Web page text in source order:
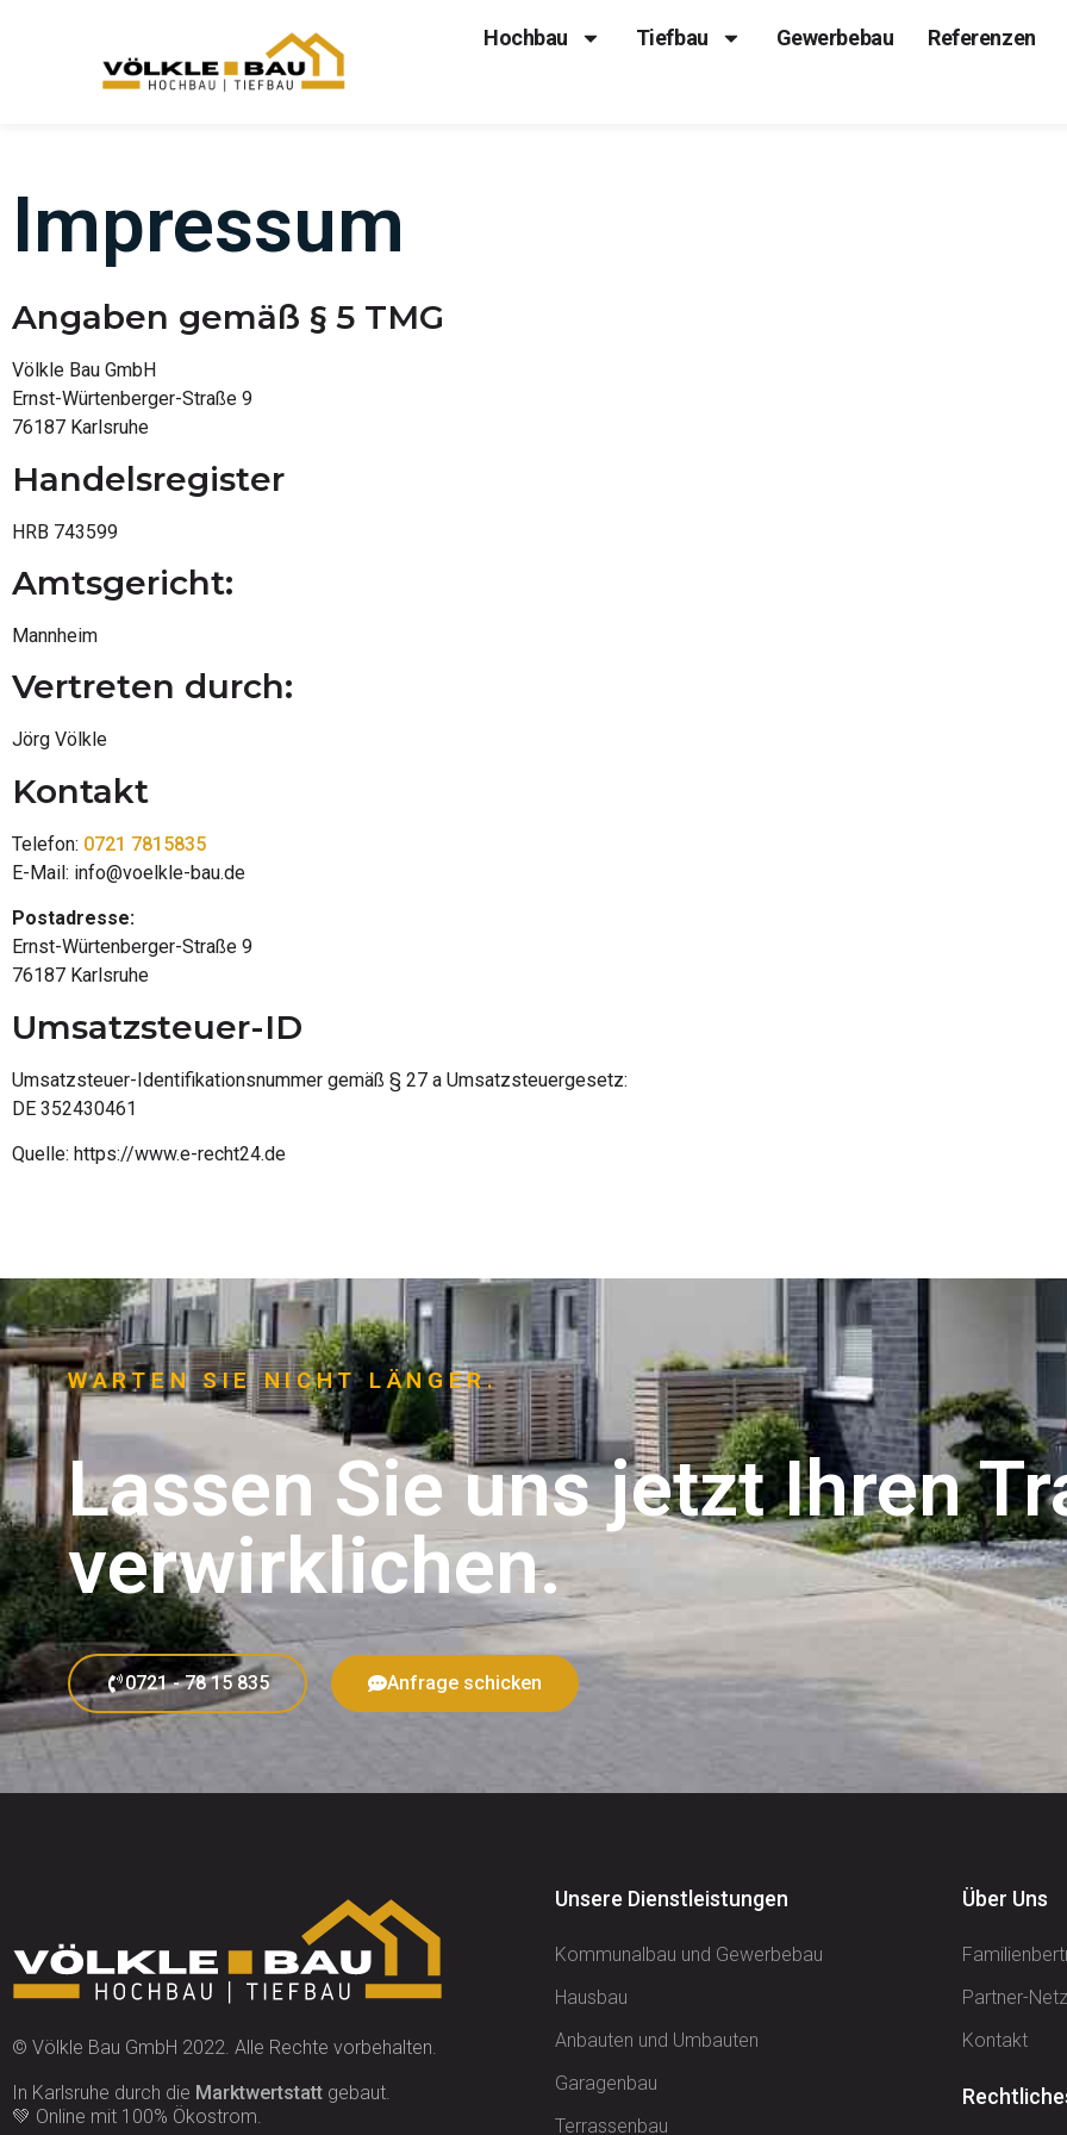
Hochbau Tiefbau Gewerbebau Referenzen
IMPRESSUM
Impressum
Angaben gemäß § 5 TMG
Völkle Bau GmbH
Ernst-Würtenberger-Straße 9
76187 Karlsruhe
Handelsregister
HRB 743599
Amtsgericht:
Mannheim
Vertreten durch:
Jörg Völkle
Kontakt
Telefon: 0721 7815835
E-Mail: info@voelkle-bau.de
Postadresse:
Ernst-Würtenberger-Straße 9
76187 Karlsruhe
Umsatzsteuer-ID
Umsatzsteuer-Identifikationsnummer gemäß § 27 a Umsatzsteuergesetz:
DE 352430461
Quelle: https://www.e-recht24.de
WARTEN SIE NICHT LÄNGER.
Lassen Sie uns jetzt Ihren
verwirklichen.
0721 - 78 15 835 Anfrage schicken
© Völkle Bau GmbH 2022. Alle Rechte vorbehalten.
In Karlsruhe durch die Marktwertstatt gebaut.
💚 Online mit 100% Ökostrom.
Unsere Dienstleistungen
Kommunalbau und Gewerbebau
Hausbau
Anbauten und Umbauten
Garagenbau
Terrassenbau
Über Uns
Partner-
Kontakt